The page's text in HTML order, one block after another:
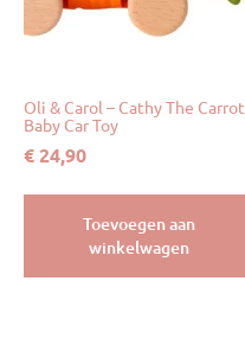
Oli & Carol – Cathy The Carrot
Baby Car Toy
€ 24,90
Toevoegen aan
winkelwagen